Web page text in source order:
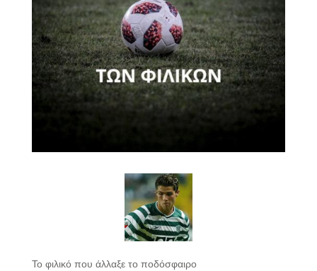
Το φιλικό που άλλαξε το ποδόσφαιρο